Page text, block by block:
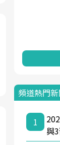
頻道熱門
1
與